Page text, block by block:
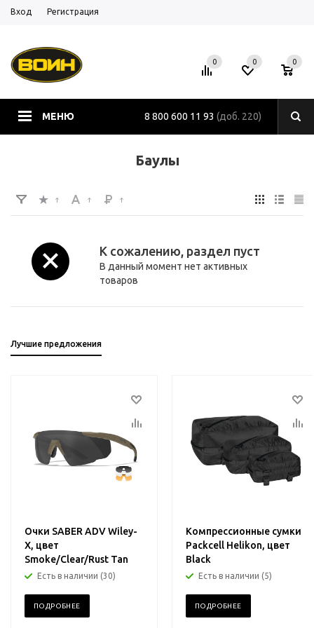
Вход Регистрация
МЕНЮ 8 800 600 11 93 (доб. 220)
0 0 0
Баулы
К сожалению, раздел пуст
В данный момент нет активных
товаров
Лучшие предложения
Очки SABER ADV Wiley-
X, цвет
Smoke/Clear/Rust Tan
Есть в наличии (30)
ПОДРОБНЕЕ
Компрессионные сумки
Packcell Helikon, цвет
Black
Есть в наличии (5)
ПОДРОБНЕЕ